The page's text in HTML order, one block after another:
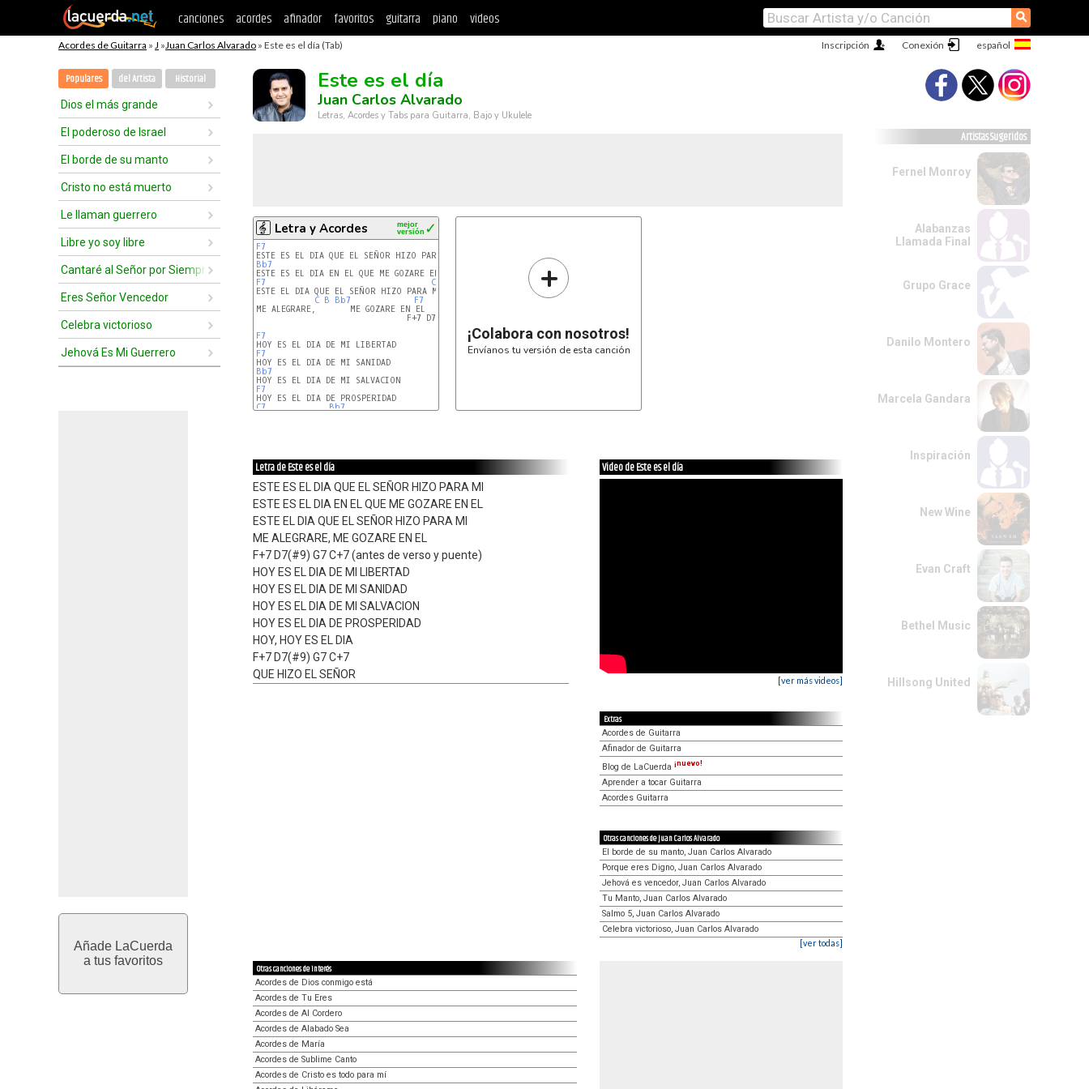
canciones acordes afinador favoritos guitarra piano videos ⚲
Acordes de Guitarra » J »Juan Carlos Alvarado » Este es el día (Tab) Conexión
Inscripción
Populares del Artista Historial
Dios el más grande
El poderoso de Israel
El borde de su manto
Cristo no está muerto
Le llaman guerrero
Libre yo soy libre
Cantaré al Señor por Siempre
Eres Señor Vencedor
Celebra victorioso
Jehová Es Mi Guerrero
Añade LaCuerda
a tus favoritos
Este es el día
Juan Carlos Alvarado
Letras, Acordes y Tabs para Guitarra, Bajo y Ukulele
Letra y Acordes ✓
mejor
versión
F7
Bb7
F7
C7
ESTE EL DIA QUE EL SEÑOR HIZO PARA MI
C B Bb7 F7
(al repetir el coro)
ME ALEGRARE,       ME GOZARE EN EL
                               F+7 D7(#9) G7 C+7 (antes de verso y puente)
F7
F7
Bb7
F7
C7
Bb7
+
¡Colabora con nosotros!
Envíanos tu versión de esta canción
Letra de Este es el día
ESTE ES EL DIA QUE EL SEÑOR HIZO PARA MI
ESTE ES EL DIA EN EL QUE ME GOZARE EN EL
ESTE EL DIA QUE EL SEÑOR HIZO PARA MI
ME ALEGRARE, ME GOZARE EN EL
F+7 D7(#9) G7 C+7 (antes de verso y puente)
HOY ES EL DIA DE MI LIBERTAD
HOY ES EL DIA DE MI SANIDAD
HOY ES EL DIA DE MI SALVACION
HOY ES EL DIA DE PROSPERIDAD
HOY, HOY ES EL DIA
F+7 D7(#9) G7 C+7
QUE HIZO EL SEÑOR
Video de Este es el día
[ver más videos]
Extras
Acordes de Guitarra
Afinador de Guitarra
Blog de LaCuerda ¡nuevo!
Aprender a tocar Guitarra
Acordes Guitarra
Otras canciones de Juan Carlos Alvarado
El borde de su manto, Juan Carlos Alvarado
Porque eres Digno, Juan Carlos Alvarado
Jehová es vencedor, Juan Carlos Alvarado
Tu Manto, Juan Carlos Alvarado
Salmo 5, Juan Carlos Alvarado
Celebra victorioso, Juan Carlos Alvarado
[ver todas]
Otras canciones de interés
Acordes de Dios conmigo está
Acordes de Tu Eres
Acordes de Al Cordero
Acordes de Alabado Sea
Acordes de María
Acordes de Sublime Canto
Acordes de Cristo es todo para mí
Artistas Sugeridos
Fernel Monroy
Alabanzas
Llamada Final
Grupo Grace
Danilo Montero
Marcela Gandara
Inspiración
New Wine
Evan Craft
Bethel Music
Hillsong United